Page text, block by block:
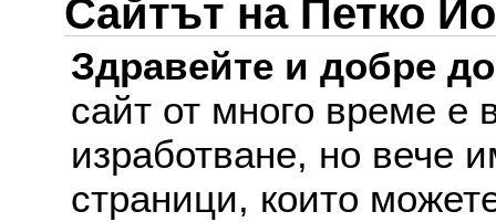
Сайтът на Петко
Здравейте и добре
сайт от много време е
изработване, но вече
страници, които